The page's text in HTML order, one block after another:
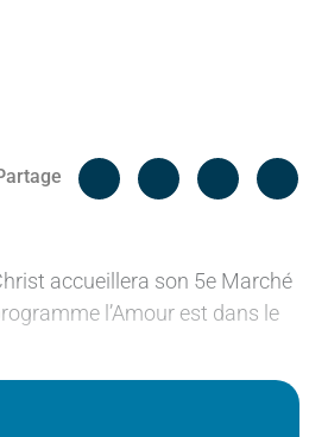
Facebook
accueillera son 5e Marché
l’Amour est dans le